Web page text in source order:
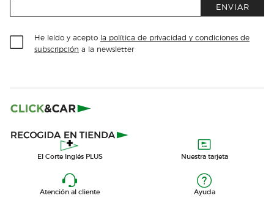
ENVIAR
He leído y acepto la política de privacidad y condiciones de
subscripción a la newsletter
El Corte Inglés PLUS Nuestra tarjeta
Atención al cliente Ayuda